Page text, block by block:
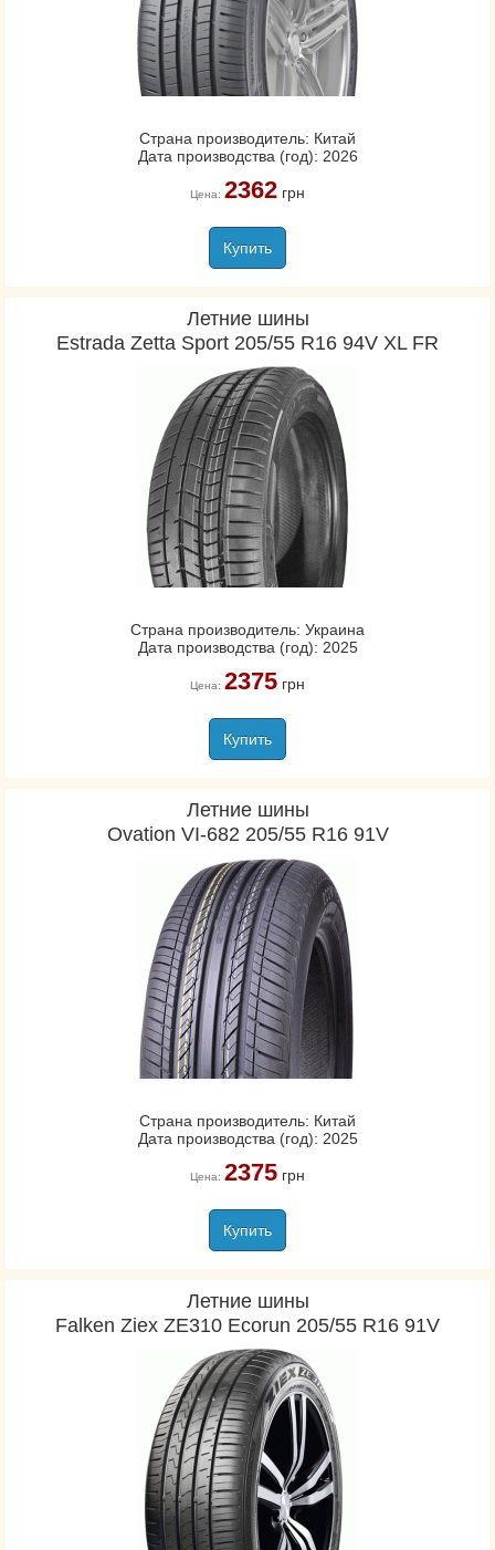
Страна производитель: Китай
Дата производства (год): 2026
Цена: 2362грн
Купить
Летние шины
Estrada Zetta Sport 205/55 R16 94V XL FR
Страна производитель: Украина
Дата производства (год): 2025
Цена: 2375грн
Купить
Летние шины
Ovation VI-682 205/55 R16 91V
Страна производитель: Китай
Дата производства (год): 2025
Цена: 2375грн
Купить
Летние шины
Falken Ziex ZE310 Ecorun 205/55 R16 91V